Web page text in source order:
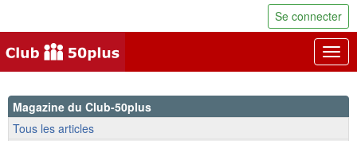
Se connecter
Magazine du Club-50plus
Tous les articles